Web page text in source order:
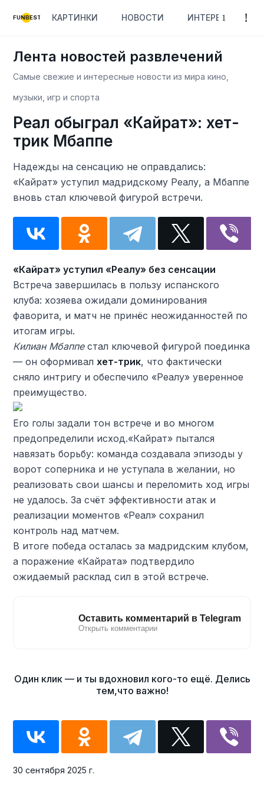
FUNBEST КАРТИНКИ НОВОСТИ ИНТЕРЕСНОЕ
Лента новостей развлечений
Самые свежие и интересные новости из мира кино,
музыки, игр и спорта
Реал обыграл «Кайрат»: хет-
трик Мбаппе
Надежды на сенсацию не оправдались:
«Кайрат» уступил мадридскому Реалу, а Мбаппе
вновь стал ключевой фигурой встречи.
«Кайрат» уступил «Реалу» без сенсации
Встреча завершилась в пользу испанского
клуба: хозяева ожидали доминирования
фаворита, и матч не принёс неожиданностей по
итогам игры.
Килиан Мбаппестал ключевой фигурой поединка
— он оформивалхет-трик, что фактически
сняло интригу и обеспечило «Реалу» уверенное
преимущество.
Его голы задали тон встрече и во многом
предопределили исход.«Кайрат» пытался
навязать борьбу: команда создавала эпизоды у
ворот соперника и не уступала в желании, но
реализовать свои шансы и переломить ход игры
не удалось. За счёт эффективности атак и
реализации моментов «Реал» сохранил
контроль над матчем.
В итоге победа осталась за мадридским клубом,
а поражение «Кайрата» подтвердило
ожидаемый расклад сил в этой встрече.
30 сентября 2025 г.